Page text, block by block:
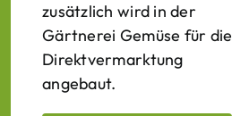
zusätzlich wird in der
Gärtnerei Gemüse für die
Direktvermarktung
angebaut.